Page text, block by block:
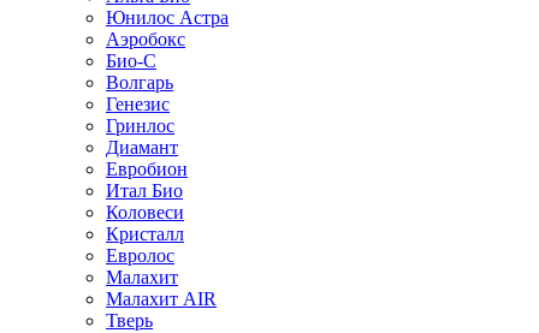
Юнилос Астра
Аэробокс
Био-С
Волгарь
Генезис
Гринлос
Диамант
Евробион
Итал Био
Коловеси
Кристалл
Евролос
Малахит
Малахит AIR
Тверь